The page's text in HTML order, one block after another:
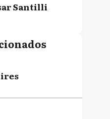
Santilli